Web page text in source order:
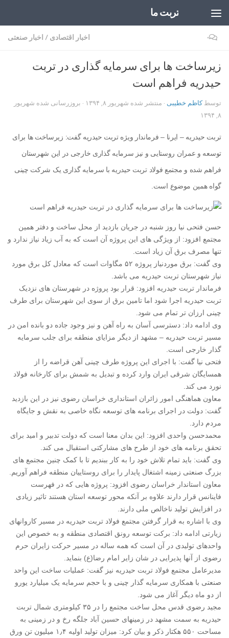
تربت ما
اخبار اقتصادی / اخبار صنعتی ۰
زیرساخت ها برای سرمایه گذاری در تربت
حیدریه فراهم است
توسطکاظم خطیبی · منتشر شده شهریور ۸, ۱۳۹۴ · بروزرسانی شده شهریور
۸, ۱۳۹۴
تربت حیدریه – ایرنا – فرماندار ویژه تربت حیدریه گفت: زیرساخت ها برای
توسعه و عمران روستایی و نیز سرمایه گذاری خارجی در این شهرستان
فراهم شده و مجتمع فولاد تربت حیدریه با سرمایه گذاری یک شرکت چینی
گواه همین موضوع است.
حسن فتحی نیا روز شنبه در جریان بازدید از محل ساخت و دفتر همین
مجتمع افزود: از ویژگی های این پروژه آن است که به آب زیاد نیاز ندارد و
تنها مصرف برق آن زیاد است.
وی گفت: برق موردنیاز پروژه ۵۲ مگاوات است که معادل کل برق مورد
نیاز شهرستان تربت حیدریه می باشد.
فرماندار تربت حیدریه افزود: قرار بود پروژه در شهرستان های نزدیک
تربت حیدریه اجرا شود اما تامین برق از سوی این شهرستان برای طرف
چینی ارزان تر تمام می شود.
وی ادامه داد: دسترسی آسان به راه آهن و نیز وجود جاده دو بانده امن در
مسیر تربت حیدریه – مشهد از دیگر مزایای منطقه برای جلب سرمایه
گذار خارجی است.
فتحی نیا گفت: با اجرای این پروژه طرف چینی آهن قراضه را از
همسایگان شرقی ایران وارد کرده و تبدیل به شمش برای کارخانه فولاد
نورد می کند.
معاون هماهنگی امور زائران استانداری خراسان رضوی نیز در این بازدید
گفت: دولت در اجرای برنامه های توسعه نگاه خاصی به نقش و جایگاه
مردم دارد.
محمدحسن واحدی افزود: این بدان معنا است که دولت تدبیر و امید برای
تحقق برنامه های خود از طرح های مشارکتی استقبال می کند.
وی گفت: باید تمام تلاش خود را به کار ببندیم تا با کمک چنین مجتمع های
بزرگ صنعتی زمینه اشتغال پایدار را برای روستاییان منطقه فراهم آوریم.
معاون استاندار خراسان رضوی افزود: پروژه هایی که در فهرست
فاینانس قرار دارند علاوه بر آنکه محور توسعه استان هستند تاثیر زیادی
در افزایش تولید ناخالص ملی دارند.
وی با اشاره به قرار گرفتن مجتمع فولاد تربت حیدریه در مسیر کاروانهای
زیارتی ادامه داد: برکت توسعه رونق اقتصادی منطقه و به خصوص این
واحدهای تولیدی در آن است که همه ساله در مسیر حرکت زایران حرم
رضوی از آنها پذیرایی در شان زایر امام رضا(ع) بنماید.
مدیرعامل مجتمع فولاد تربت حیدریه نیز گفت: عملیات ساخت این واحد
صنعتی با همکاری سرمایه گذار چینی و با حجم سرمایه یک میلیارد یورو
از دو ماه دیگر آغاز می شود.
مجید رضوی قدس محل ساخت مجتمع را در ۳۵ کیلومتری شمال تربت
حیدریه به سمت مشهد در زمینهای حسین آباد جلگه رخ و در زمینی به
مساحت ۵۵۰ هکتار ذکر و بیان کرد: میزان تولید اولیه ۱٫۴ میلیون تن ورق